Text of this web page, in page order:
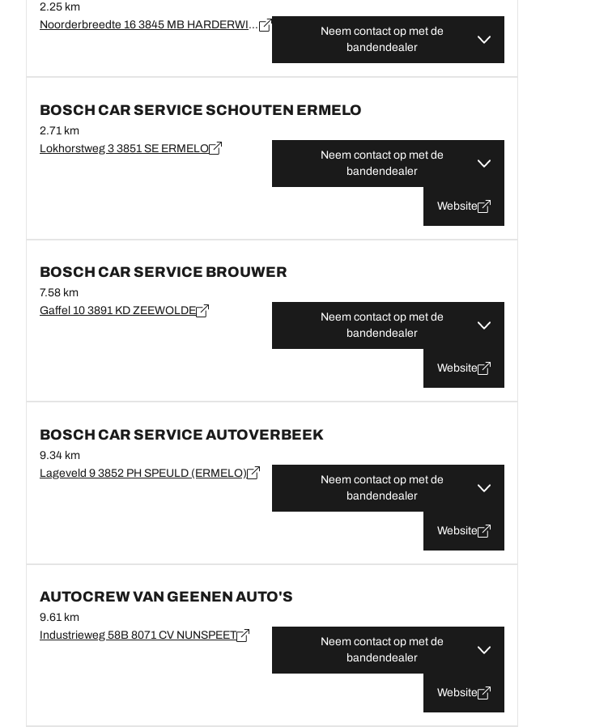
2.25 km
Noorderbreedte 16 3845 MB HARDERWIJK
Neem contact op met de
bandendealer
BOSCH CAR SERVICE SCHOUTEN ERMELO
2.71 km
Lokhorstweg 3 3851 SE ERMELO
Neem contact op met de
bandendealer
Website
BOSCH CAR SERVICE BROUWER
7.58 km
Gaffel 10 3891 KD ZEEWOLDE
Neem contact op met de
bandendealer
Website
BOSCH CAR SERVICE AUTOVERBEEK
9.34 km
Lageveld 9 3852 PH SPEULD (ERMELO)
Neem contact op met de
bandendealer
Website
AUTOCREW VAN GEENEN AUTO'S
9.61 km
Industrieweg 58B 8071 CV NUNSPEET
Neem contact op met de
bandendealer
Website